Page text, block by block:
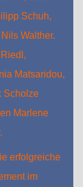
Schuh,
Walther.
Matsaridou,
Scholze
Marlene
erfolgreiche
im